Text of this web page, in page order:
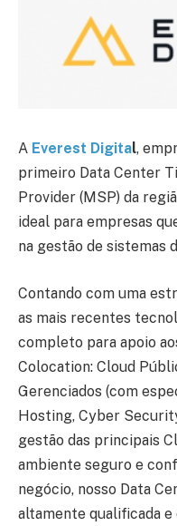
A Everest Digital,
primeiro Data Center
Provider (MSP) da
ideal para empresas
na gestão de sistemas
Contando com uma
as mais recentes
completo para apoio
Colocation: Cloud
Gerenciados (com
Hosting, Cyber
gestão das principais
ambiente seguro e
negócio, nosso Data
altamente qualificada